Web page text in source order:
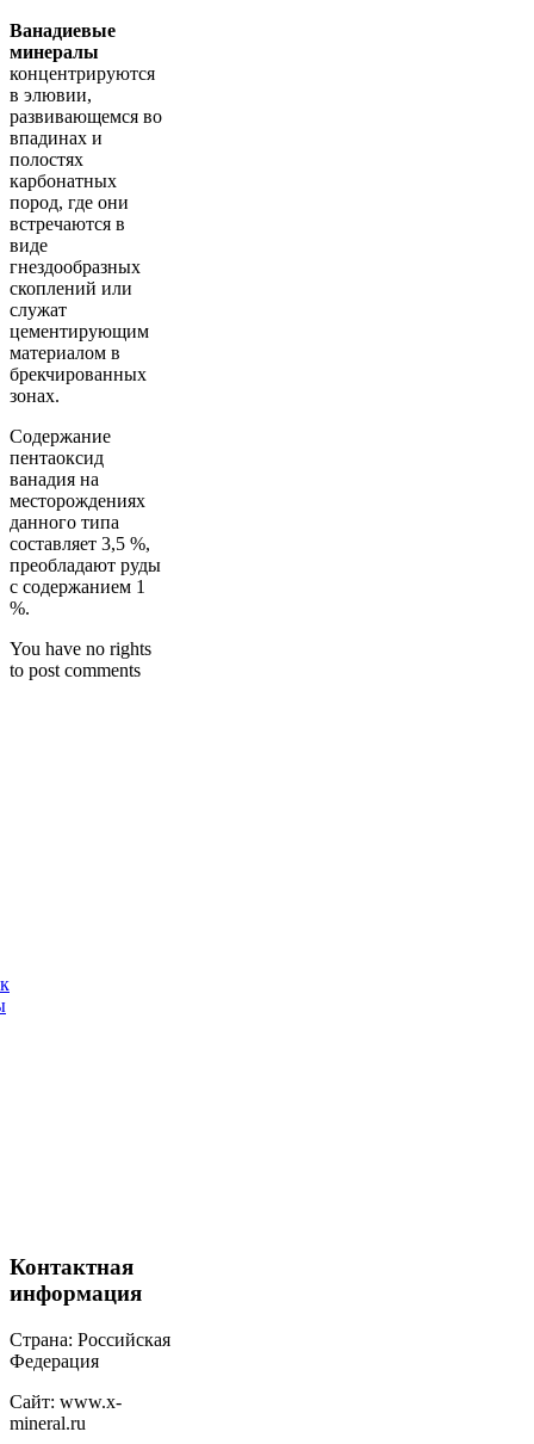
Ванадиевые
минералы
концентрируются
в элювии,
развивающемся во
впадинах и
полостях
карбонатных
пород, где они
встречаются в
виде
гнездообразных
скоплений или
служат
цементирующим
материалом в
брекчированных
зонах.
Содержание
пентаоксид
ванадия на
месторождениях
данного типа
составляет 3,5 %,
преобладают руды
с содержанием 1
%.
You have no rights
to post comments
Контактная
информация
Страна: Российская
Федерация
Сайт: www.x-
mineral.ru